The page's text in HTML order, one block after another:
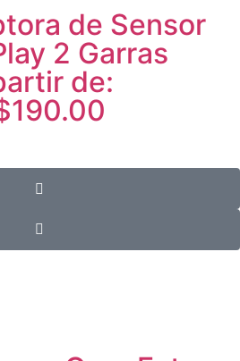
de Sensor
2 Garras
de: